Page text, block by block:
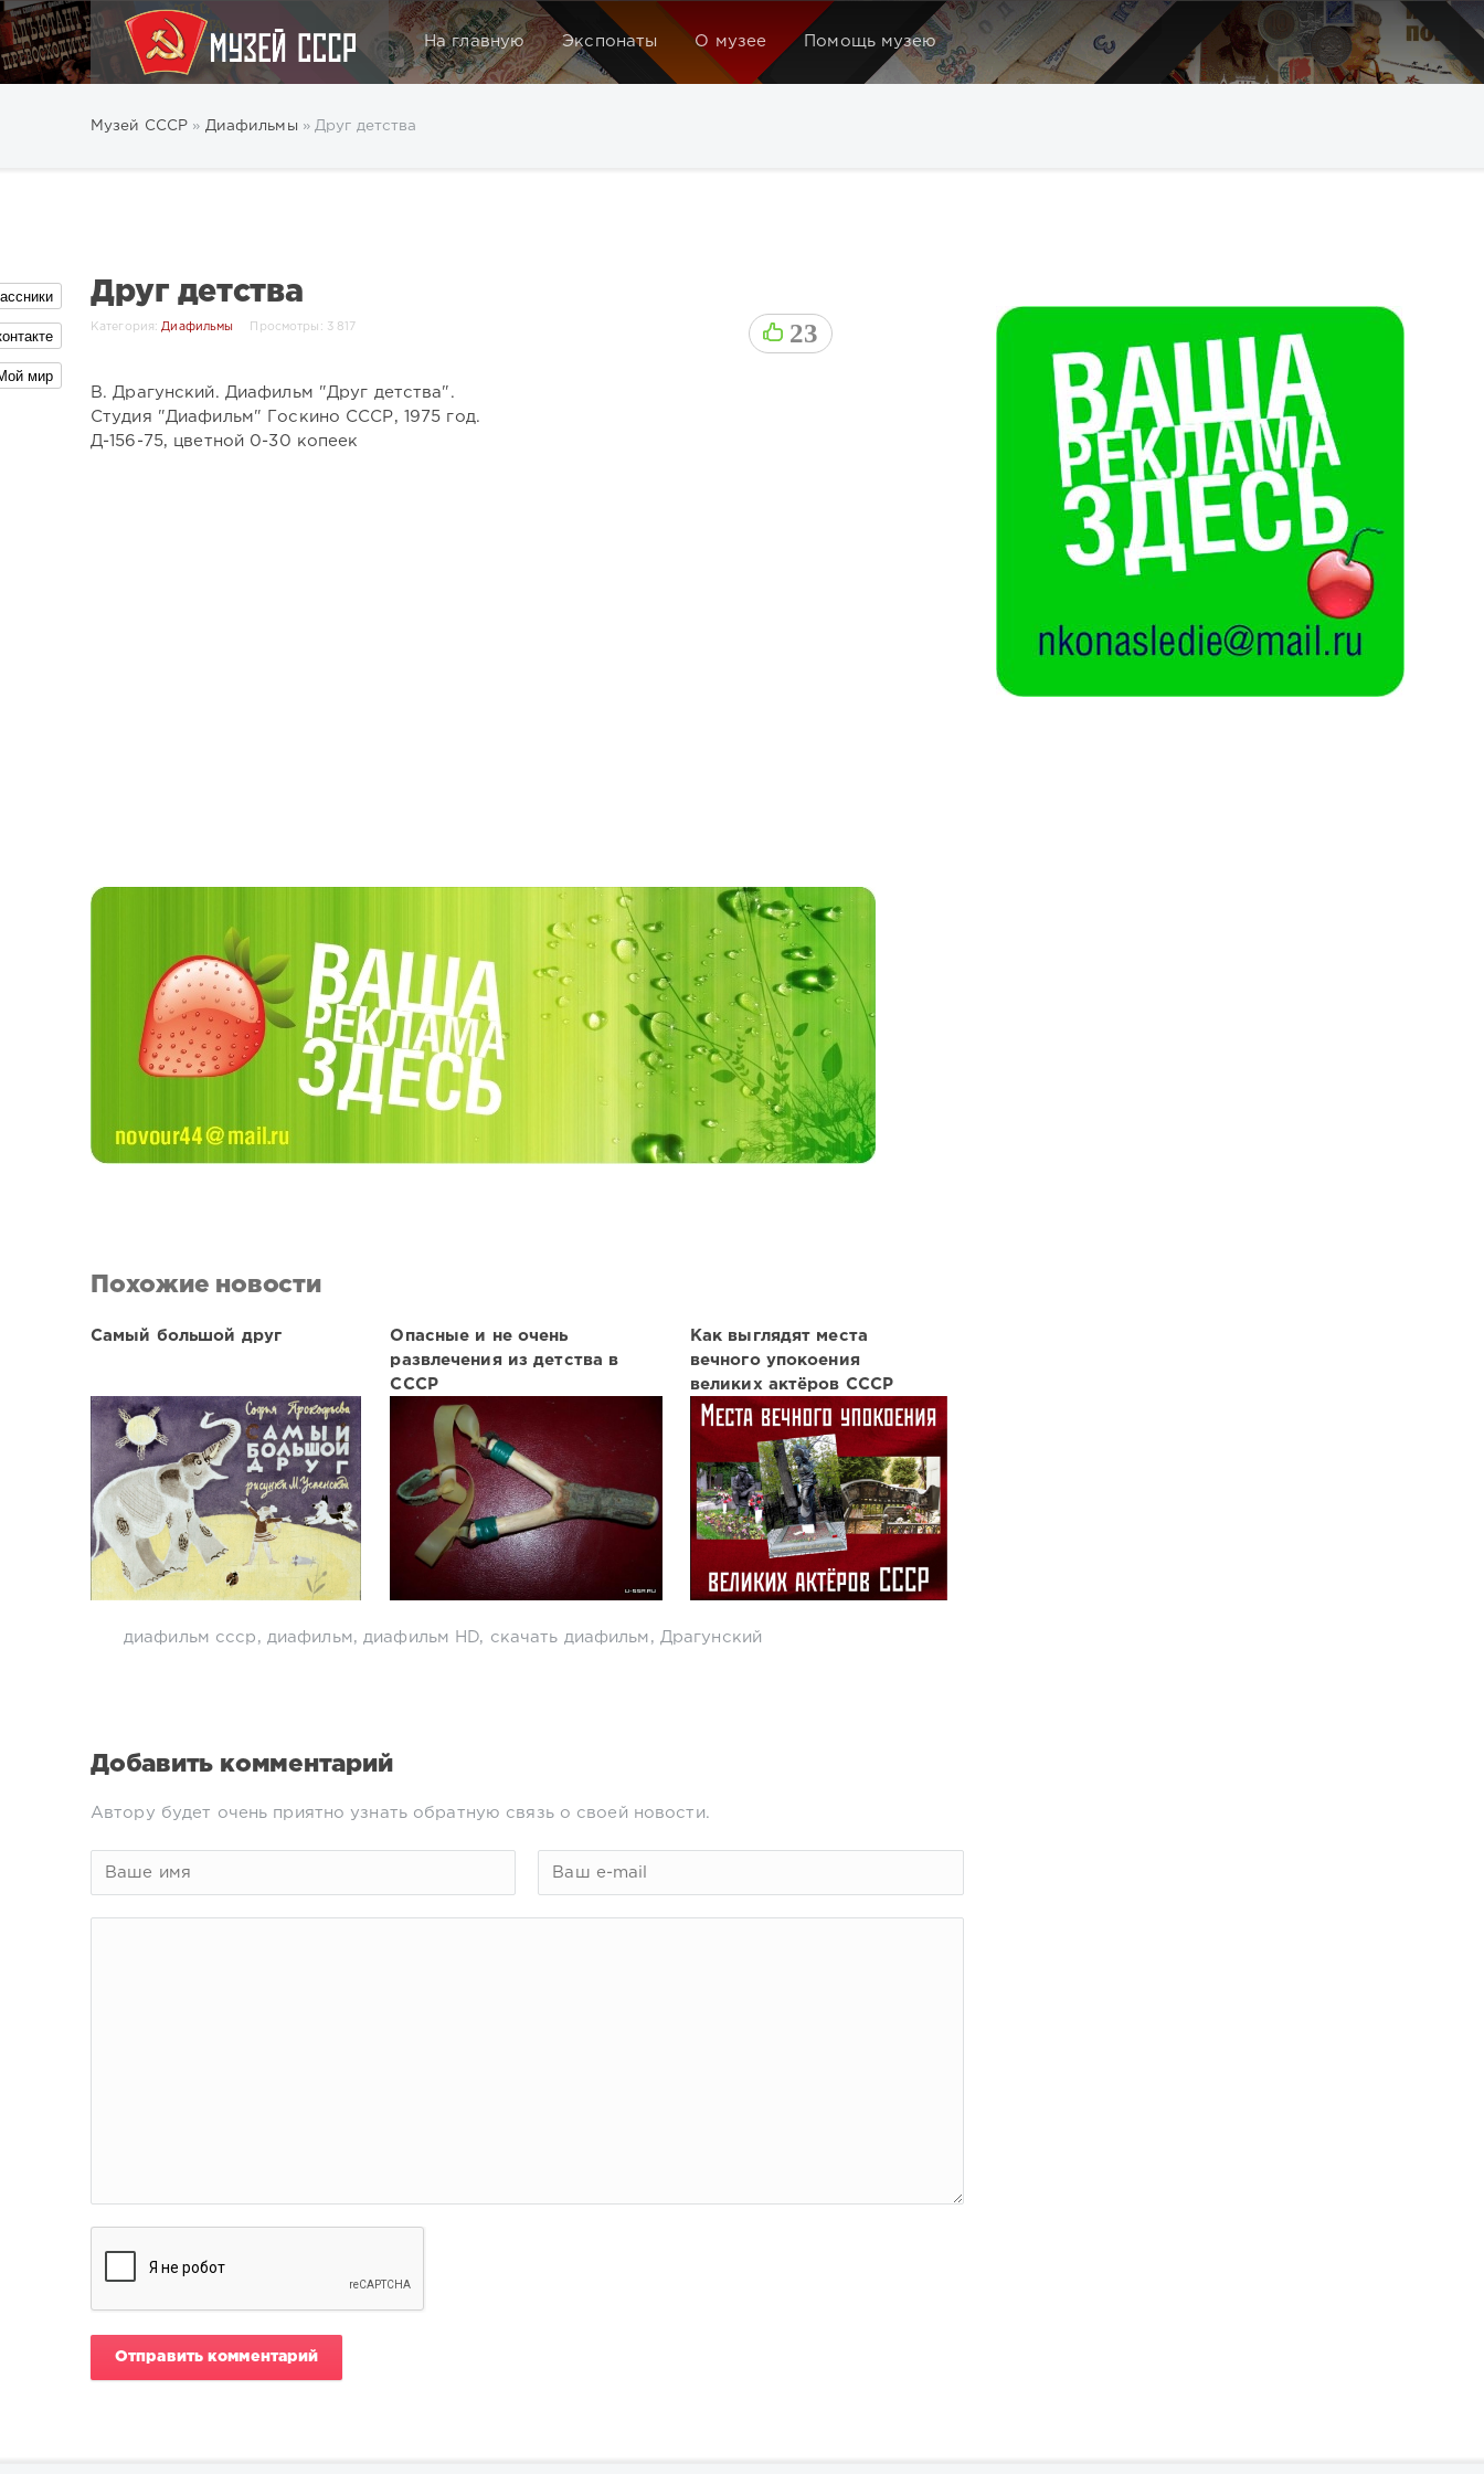
Искать
На главную Экспонаты О музее Помощь музею
Музей СССР » Диафильмы » Друг детства
мир
Друг детства
23
Категория:Диафильмы Просмотры: 3 817
В. Драгунский. Диафильм "Друг детства".
Студия "Диафильм" Госкино СССР, 1975 год.
Д-156-75, цветной 0-30 копеек
Похожие новости
Самый большой друг
Опасные и не очень
развлечения из детства в
СССР
Как выглядят места
вечного упокоения
великих актёров СССР
диафильм ссср , диафильм, диафильм HD, скачать диафильм , Драгунский
Добавить комментарий
Автору будет очень приятно узнать обратную связь о своей новости.
Отправить комментарий